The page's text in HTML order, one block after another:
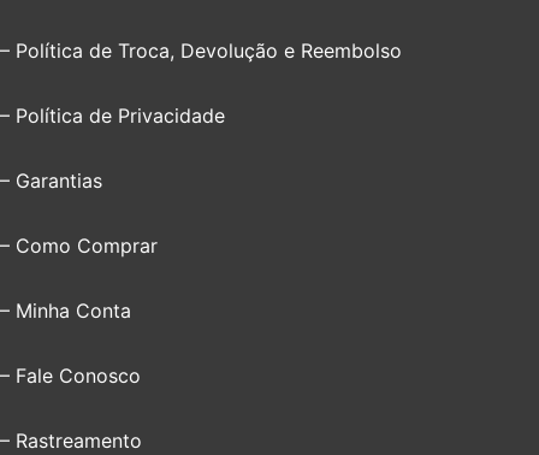
– Política de Troca, Devolução e Reembolso
– Política de Privacidade
– Garantias
– Como Comprar
– Minha Conta
– Fale Conosco
– Rastreamento